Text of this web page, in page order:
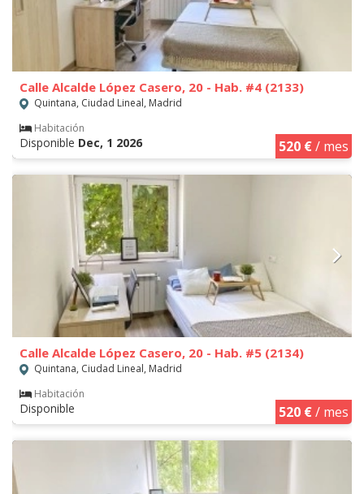
Calle Alcalde López Casero, 20 - Hab. #4 (2133)
Quintana, Ciudad Lineal, Madrid
Habitación
Disponible Dec, 1 2026 520 €/ mes
Calle Alcalde López Casero, 20 - Hab. #5 (2134)
Quintana, Ciudad Lineal, Madrid
Habitación
Disponible 520 €/ mes